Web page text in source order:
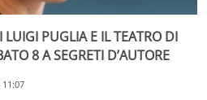
PUGLIA E IL TEATRO DI
8 A SEGRETI D’AUTORE